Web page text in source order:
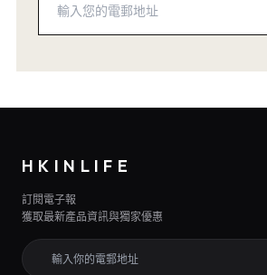
HKINLIFE
訂閱電子報
獲取最新產品資訊與獨家優惠